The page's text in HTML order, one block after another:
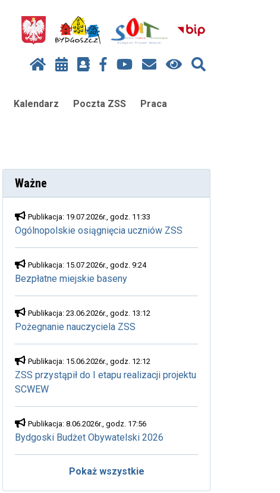
Kalendarz Poczta ZSS Praca
Ważne
Publikacja: 19.07.2026r., godz. 11:33
Ogólnopolskie osiągnięcia uczniów ZSS
Publikacja: 15.07.2026r., godz. 9:24
Bezpłatne miejskie baseny
Publikacja: 23.06.2026r., godz. 13:12
Pożegnanie nauczyciela ZSS
Publikacja: 15.06.2026r., godz. 12:12
ZSS przystąpił do I etapu realizacji projektu
SCWEW
Publikacja: 8.06.2026r., godz. 17:56
Bydgoski Budżet Obywatelski 2026
Pokaż wszystkie